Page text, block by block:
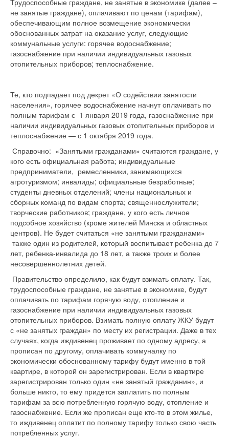
Трудоспособные граждане, не занятые в экономике (далее –
не занятые граждане), оплачивают по ценам (тарифам),
обеспечивающим полное возмещение экономически
обоснованных затрат на оказание услуг, следующие
коммунальные услуги: горячее водоснабжение;
газоснабжение при наличии индивидуальных газовых
отопительных приборов; теплоснабжение.
Те, кто подпадает под декрет «О содействии занятости
населения», горячее водоснабжение начнут оплачивать по
полным тарифам с 1 января 2019 года, газоснабжение при
наличии индивидуальных газовых отопительных приборов и
теплоснабжение — с 1 октября 2019 года.
Справочно: «Занятыми гражданами» считаются граждане, у
кого есть официальная работа; индивидуальные
предприниматели, ремесленники, занимающихся
агротуризмом; инвалиды; официальные безработные;
студенты дневных отделений; члены национальных и
сборных команд по видам спорта; священнослужители;
творческие работников; граждане, у кого есть личное
подсобное хозяйство (кроме жителей Минска и областных
центров). Не будет считаться «не занятыми гражданами»
также один из родителей, который воспитывает ребенка до 7
лет, ребенка-инвалида до 18 лет, а также троих и более
несовершеннолетних детей.
Правительство определило, как будут взимать оплату. Так,
трудоспособные граждане, не занятые в экономике, будут
оплачивать по тарифам горячую воду, отопление и
газоснабжение при наличии индивидуальных газовых
отопительных приборов. Взимать полную оплату ЖКУ будут
с «не занятых граждан» по месту их регистрации. Даже в тех
случаях, когда иждивенец проживает по одному адресу, а
прописан по другому, оплачивать коммуналку по
экономически обоснованному тарифу будут именно в той
квартире, в которой он зарегистрирован. Если в квартире
зарегистрирован только один «не занятый гражданин», и
больше никто, то ему придется заплатить по полным
тарифам за всю потребленную горячую воду, отопление и
газоснабжение. Если же прописан еще кто-то в этом жилье,
то иждивенец оплатит по полному тарифу только свою часть
потребленных услуг.